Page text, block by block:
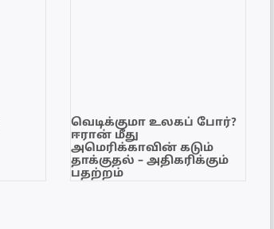
வெடிக்குமா உலகப் போர்?
ஈரான் மீது
அமெரிக்காவின் கடும்
தாக்குதல் – அதிகரிக்கும்
பதற்றம்